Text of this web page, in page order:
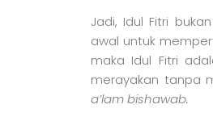
Jadi, Idul Fitri
awal untuk
maka Idul Fitri
merayakan tanpa
a’lam bishawab.